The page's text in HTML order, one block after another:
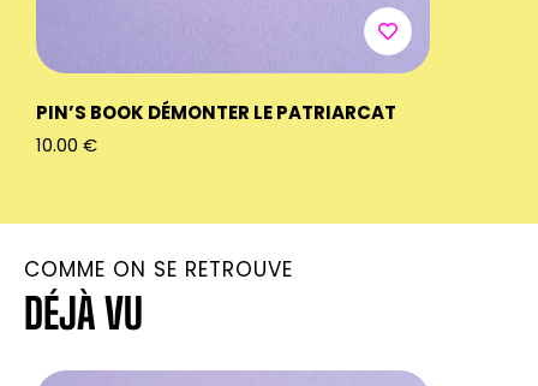
PIN’S BOOK DÉMONTER LE PATRIARCAT
10.00 €
COMME ON SE RETROUVE
DÉJÀ VU